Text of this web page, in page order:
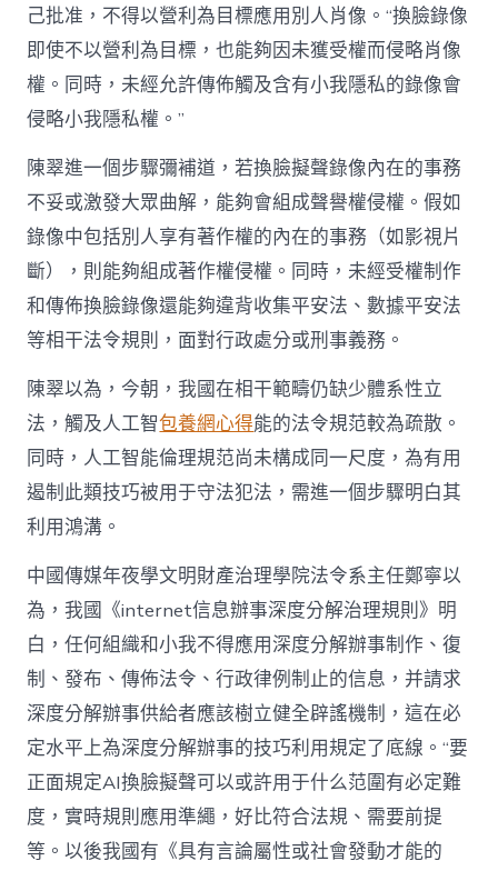
己批准，不得以營利為目標應用別人肖像。“換臉錄像
即使不以營利為目標，也能夠因未獲受權而侵略肖像
權。同時，未經允許傳佈觸及含有小我隱私的錄像會
侵略小我隱私權。”
陳翠進一個步驟彌補道，若換臉擬聲錄像內在的事務
不妥或激發大眾曲解，能夠會組成聲譽權侵權。假如
錄像中包括別人享有著作權的內在的事務（如影視片
斷），則能夠組成著作權侵權。同時，未經受權制作
和傳佈換臉錄像還能夠違背收集平安法、數據平安法
等相干法令規則，面對行政處分或刑事義務。
陳翠以為，今朝，我國在相干範疇仍缺少體系性立
法，觸及人工智包養網心得能的法令規范較為疏散。
同時，人工智能倫理規范尚未構成同一尺度，為有用
遏制此類技巧被用于守法犯法，需進一個步驟明白其
利用鴻溝。
中國傳媒年夜學文明財產治理學院法令系主任鄭寧以
為，我國《internet信息辦事深度分解治理規則》明
白，任何組織和小我不得應用深度分解辦事制作、復
制、發布、傳佈法令、行政律例制止的信息，并請求
深度分解辦事供給者應該樹立健全辟謠機制，這在必
定水平上為深度分解辦事的技巧利用規定了底線。“要
正面規定AI換臉擬聲可以或許用于什么范圍有必定難
度，實時規則應用準繩，好比符合法規、需要前提
等。以後我國有《具有言論屬性或社會發動才能的